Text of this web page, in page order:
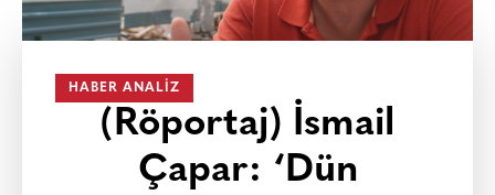
HABER ANALIZ
(Röportaj) İsmail
Çapar: ‘Dün